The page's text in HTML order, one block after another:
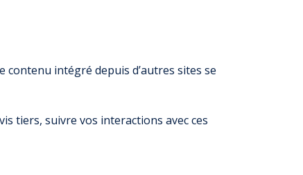
contenu intégré depuis d’autres sites se
tiers, suivre vos interactions avec ces